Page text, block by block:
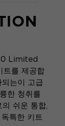
Limited
트를 제공합
는이 고급
한 청취를
쉬운 통합,
특한 키트